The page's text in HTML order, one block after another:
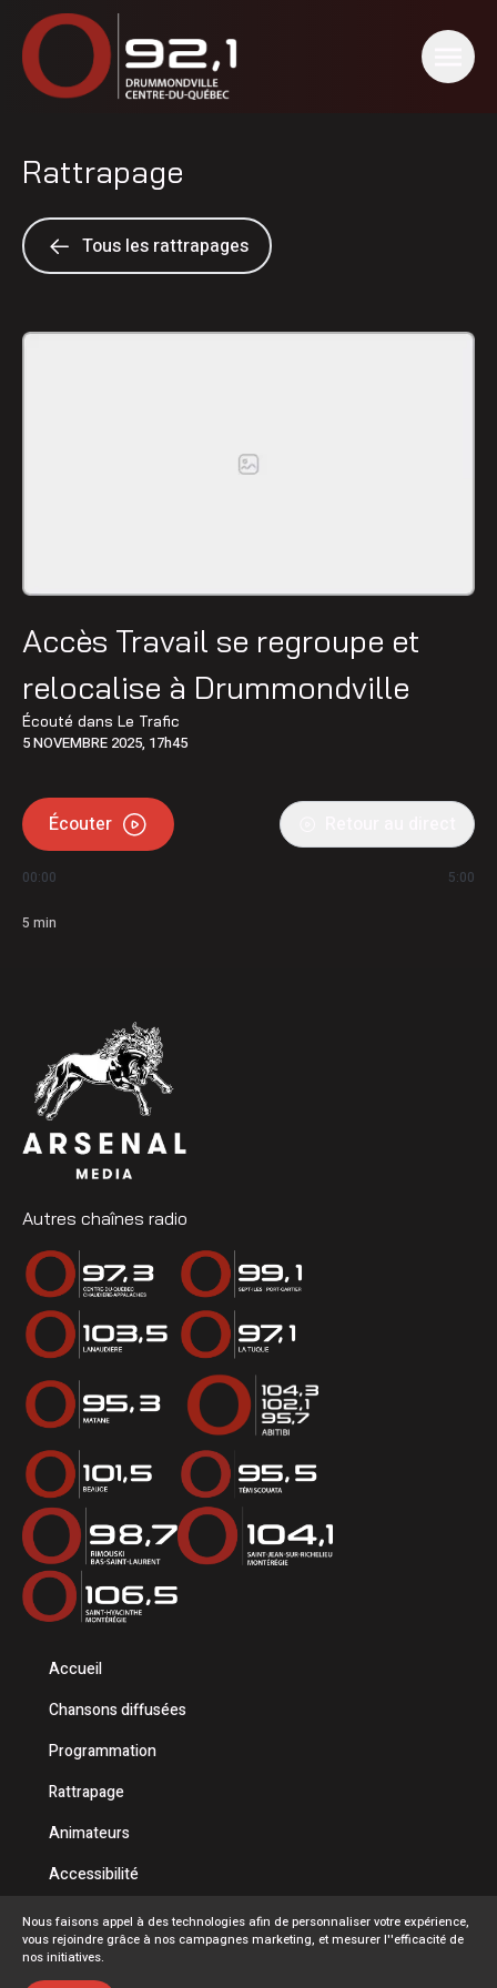
Rattrapage
Tous les rattrapages
Accès Travail se regroupe et
relocalise à Drummondville
Écouté dans Le Trafic
5 NOVEMBRE 2025, 17h45
Écouter
00:00 5:00
5 min
Autres chaînes radio
Accueil
Chansons diffusées
Programmation
Rattrapage
Animateurs
Accessibilité
Politique de confidentialité
Conditions d'utilisation
Nous faisons appel à des technologies afin de personnaliser votre expérience,
vous rejoindre grâce à nos campagnes marketing, et mesurer l''efficacité de
nos initiatives.